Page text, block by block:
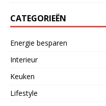
CATEGORIEËN
Energie besparen
Interieur
Keuken
Lifestyle